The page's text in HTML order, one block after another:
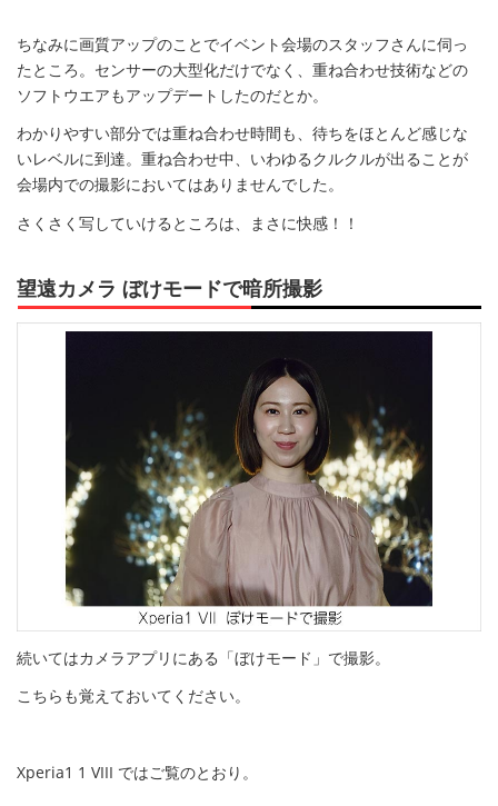
ちなみに画質アップのことでイベント会場のスタッフさんに伺っ
たところ。センサーの大型化だけでなく、重ね合わせ技術などの
ソフトウエアもアップデートしたのだとか。
わかりやすい部分では重ね合わせ時間も、待ちをほとんど感じな
いレベルに到達。重ね合わせ中、いわゆるクルクルが出ることが
会場内での撮影においてはありませんでした。
さくさく写していけるところは、まさに快感！！
望遠カメラ ぼけモードで暗所撮影
続いてはカメラアプリにある「ぼけモード」で撮影。
こちらも覚えておいてください。
Xperia1 1 VIII ではご覧のとおり。